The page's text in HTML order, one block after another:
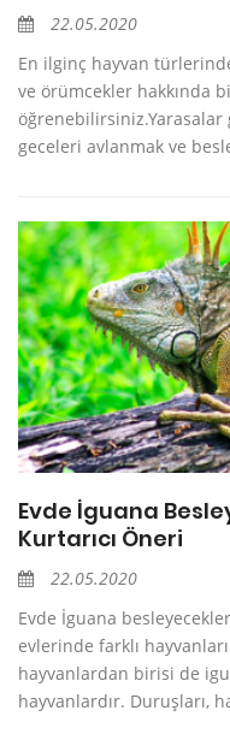
22.05.2020
En ilginç hayvan
ve örümcekler hakkında
öğrenebilirsiniz.Yarasalar
geceleri avlanmak ve
Evde İguana
Kurtarıcı Öneri
22.05.2020
Evde İguana
evlerinde farklı
hayvanlardan birisi de
hayvanlardır. Duruşları,